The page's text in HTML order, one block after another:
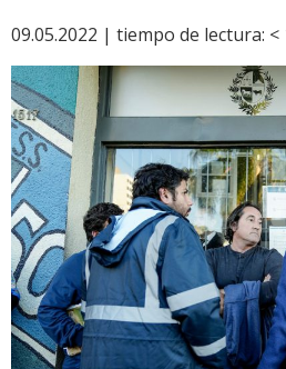
09.05.2022 | tiempo de lectura: <